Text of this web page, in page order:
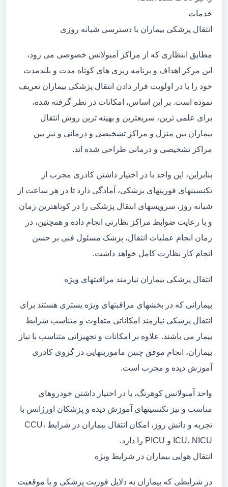
خدمات
انتقال پزشکی بیماران با دسترسی شبانه روزی
مطابق انتظاری که از مراکز آمبولانس خصوصی می رود،
این مرکز اهداف و برنامه ریزی های کوتاه مدت و بلندمدت
خود را با در اولویت قرار دادن انتقال پزشکی بیماران تعریف
نموده است. بر این اساس، امکانات در نظر گرفته شده،
برای علمی ترین، سریعترین و بهینه ترین روش انتقال
بیماران بین منزل و مراکز تشخیصی و درمانی و نیز بین
مراکز تشخیصی و درمانی طراحی شده اند.
بنابراین، این واحد با در اختیار داشتن کادری مجرب از
تکنسینهای فوریتهای پزشکی، آمادگی دارد تا در هر ساعت از
شبانه روز، سرویسهای انتقال پزشکی را در کوتاهترین زمان
و با رعایت ضوابط مراکز نظارتی انجام داده و همچنین، در
زمان انجام عملیات انتقال، پزشک مسئول فنی بر حسن
انجام کار نظارت کامل خواهد داشت.
انتقال پزشکی بیماران نیازمند مراقبتهای ویژه
بیمارانی که در بخشهای مراقبتهای ویژه بستری هستند برای
انتقال پزشکی نیازمند امکاناتی متفاوت و متناسب شرایط
بیمار می باشند. علاوه بر امکانات و تجهیزاتی متناسب با نیاز
بیماران، انجام موفق چنین ماموریتهایی در گروی کادری
آموزش دیده و مجرب است.
واحد آمبولانس کوهرنگ، با در اختیار داشتن خودروهای
مناسب و نیز تکنسینهای آموزش دیده و پزشکان اورژانس با
تجربه و دانش روز، امکان انتقال بیماران در شرایط CCU،
ICU، NICU و PICU را دارد.
انتقال هوایی بیماران در شرایط ویژه
در شرایطی که بیماران به دلایل فوریت پزشکی و یا موقعیت